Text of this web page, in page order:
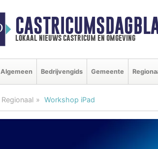
lokaal nieuws castricum en omgeving
Algemeen Bedrijvengids Gemeente
Regionaal Workshop iPad